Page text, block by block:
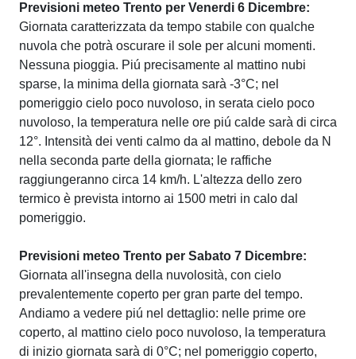
Previsioni meteo Trento per Venerdi 6 Dicembre:
Giornata caratterizzata da tempo stabile con qualche
nuvola che potrà oscurare il sole per alcuni momenti.
Nessuna pioggia. Piú precisamente al mattino nubi
sparse, la minima della giornata sarà -3°C; nel
pomeriggio cielo poco nuvoloso, in serata cielo poco
nuvoloso, la temperatura nelle ore piú calde sarà di circa
12°. Intensità dei venti calmo da al mattino, debole da N
nella seconda parte della giornata; le raffiche
raggiungeranno circa 14 km/h. L'altezza dello zero
termico è prevista intorno ai 1500 metri in calo dal
pomeriggio.
Previsioni meteo Trento per Sabato 7 Dicembre:
Giornata all'insegna della nuvolosità, con cielo
prevalentemente coperto per gran parte del tempo.
Andiamo a vedere piú nel dettaglio: nelle prime ore
coperto, al mattino cielo poco nuvoloso, la temperatura
di inizio giornata sarà di 0°C; nel pomeriggio coperto,